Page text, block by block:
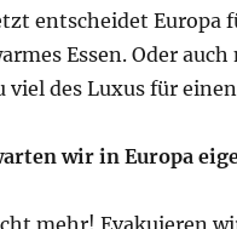
entscheidet Europa
Essen. Oder
viel des Luxus für
wir in Europa
mehr! Evakuieren